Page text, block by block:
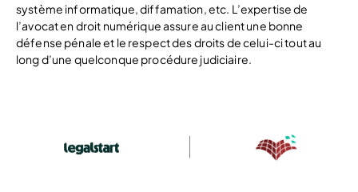
système informatique, diffamation, etc. L’expertise de
l’avocat en droit numérique assure au client une bonne
défense pénale et le respect des droits de celui-ci tout au
long d’une quelconque procédure judiciaire.